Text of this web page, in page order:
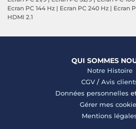
Ecran PC 144 Hz | Ecran PC 240 Hz | Ecran
HDMI 2.1
QUI SOMMES
Notre Histoire
CGV/ Avis
Données personnelles
Gérer mes
Mentions